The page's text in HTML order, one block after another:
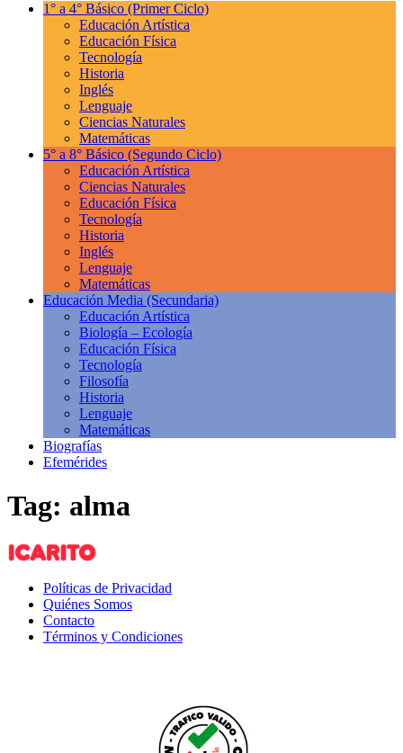
1° a 4° Básico (Primer Ciclo)
Educación Artística
Educación Física
Tecnología
Historia
Inglés
Lenguaje
Ciencias Naturales
Matemáticas
5° a 8° Básico (Segundo Ciclo)
Educación Artística
Ciencias Naturales
Educación Física
Tecnología
Historia
Inglés
Lenguaje
Matemáticas
Educación Media (Secundaria)
Educación Artística
Biología – Ecología
Educación Física
Tecnología
Filosofía
Historia
Lenguaje
Matemáticas
Biografías
Efemérides
Tag: alma
Políticas de Privacidad
Quiénes Somos
Contacto
Términos y Condiciones